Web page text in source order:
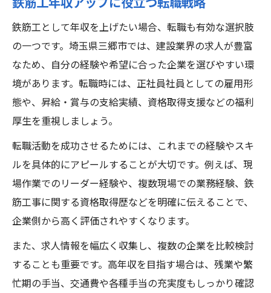
鉄筋工として年収を上げたい場合、転職も有効な選択肢
の一つです。埼玉県三郷市では、建設業界の求人が豊富
なため、自分の経験や希望に合った企業を選びやすい環
境があります。転職時には、正社員社員としての雇用形
態や、昇給・賞与の支給実績、資格取得支援などの福利
厚生を重視しましょう。
転職活動を成功させるためには、これまでの経験やスキ
ルを具体的にアピールすることが大切です。例えば、現
場作業でのリーダー経験や、複数現場での業務経験、鉄
筋工事に関する資格取得歴などを明確に伝えることで、
企業側から高く評価されやすくなります。
また、求人情報を幅広く収集し、複数の企業を比較検討
することも重要です。高年収を目指す場合は、残業や繁
忙期の手当、交通費や各種手当の充実度もしっかり確認